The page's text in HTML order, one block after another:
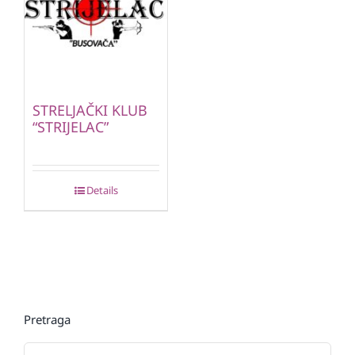
STRELJAČKI KLUB
“STRIJELAC”
Details
Pretraga